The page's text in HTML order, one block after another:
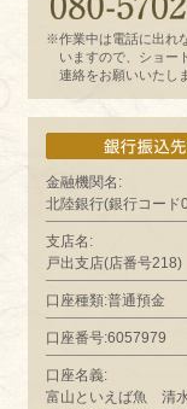
※作業中は電話に出れ
いますので、ショー
連絡をお願いいたし
金融機関名:
北陸銀行(銀行コード
支店名:
戸出支店(店番号218)
口座種類:普通預金
口座番号:6057979
口座名義:
富山といえば魚 清